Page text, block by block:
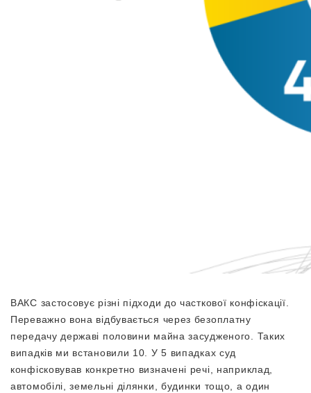
ВАКС застосовує різні підходи до часткової конфіскації.
Переважно вона відбувається через безоплатну
передачу державі половини майна засудженого. Таких
випадків ми встановили 10. У 5 випадках суд
конфісковував конкретно визначені речі, наприклад,
автомобілі, земельні ділянки, будинки тощо, а один